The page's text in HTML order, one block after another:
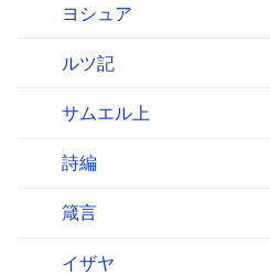
ヨシュア
ルツ記
サムエル上
詩編
箴言
イザヤ